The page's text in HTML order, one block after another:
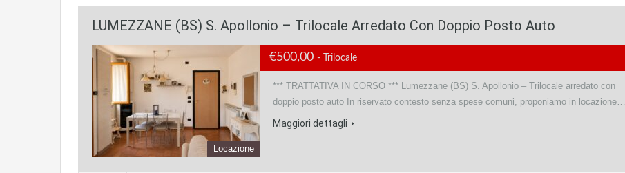
LUMEZZANE (BS) S. Apollonio – Trilocale Arredato Con Doppio Posto Auto
Locazione
€500,00 - Trilocale
*** TRATTATIVA IN CORSO *** Lumezzane (BS) S. Apollonio – Trilocale arredato con
doppio posto auto In riservato contesto senza spese comuni, proponiamo in locazione…
Maggiori dettagli